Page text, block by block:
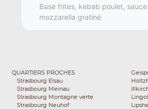
Base frites, kebab poulet,
mozzarella gratiné
QUARTIERS PROCHES
Strasbourg Elsau
Strasbourg Meinau
Strasbourg Montagne verte
Strasbourg Neuhof